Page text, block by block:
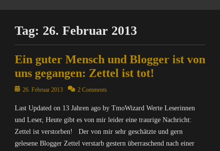
Tag: 26. Februar 2013
Ein guter Mensch und Blogger ist von
uns gegangen: Zettel ist tot!
Posted26. Februar 2013 2 Comments
Last Updated on 13 Jahren ago by TmoWizard Werte Leserinnen
und Leser, Heute gibt es von mir leider eine traurige Nachricht:
Zettel ist verstorben! Der von mir sehr geschätzte und gern
gelesene Blogger Zettel verstarb gestern überraschend nach einer